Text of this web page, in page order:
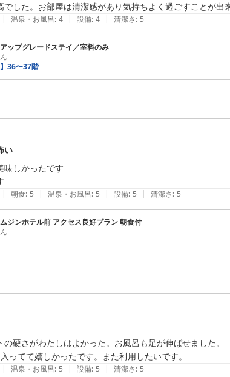
した。お部屋は清潔感があり気持ちよく過ごすことが出
| 温泉・お風呂: 4 | 設備: 4 | 清潔さ: 5
ップグレードステイ／室料のみ
36〜37階
い
味しかったです
| 朝食: 5 | 温泉・お風呂: 5 | 設備: 5 | 清潔さ: 5
ジンホテル前 アクセス良好プラン 朝食付
硬さがわたしはよかった。お風呂も足が伸ばせました。
ってて嬉しかったです。また利用したいです。
| 温泉・お風呂: 5 | 設備: 5 | 清潔さ: 5